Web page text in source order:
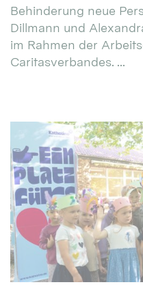
Behinderung neue
Dillmann und
im Rahmen der
Caritasverbandes. ...